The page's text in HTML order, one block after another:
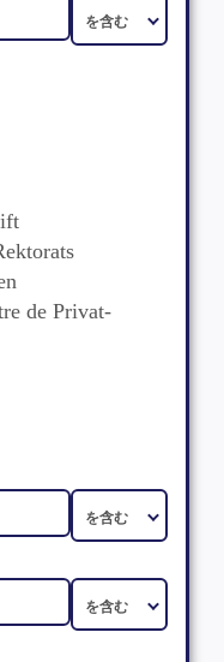
de Privat-